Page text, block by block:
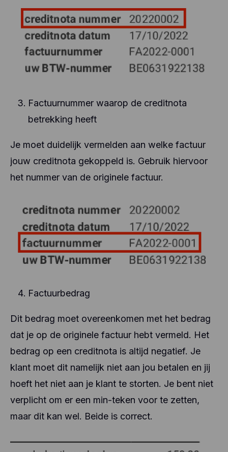
Factuurnummer waarop de creditnota
betrekking heeft
Je moet duidelijk vermelden aan welke factuur
jouw creditnota gekoppeld is. Gebruik hiervoor
het nummer van de originele factuur.
Factuurbedrag
Dit bedrag moet overeenkomen met het bedrag
dat je op de originele factuur hebt vermeld. Het
bedrag op een creditnota is altijd negatief. Je
klant moet dit namelijk niet aan jou betalen en jij
hoeft het niet aan je klant te storten. Je bent niet
verplicht om er een min-teken voor te zetten,
maar dit kan wel. Beide is correct.